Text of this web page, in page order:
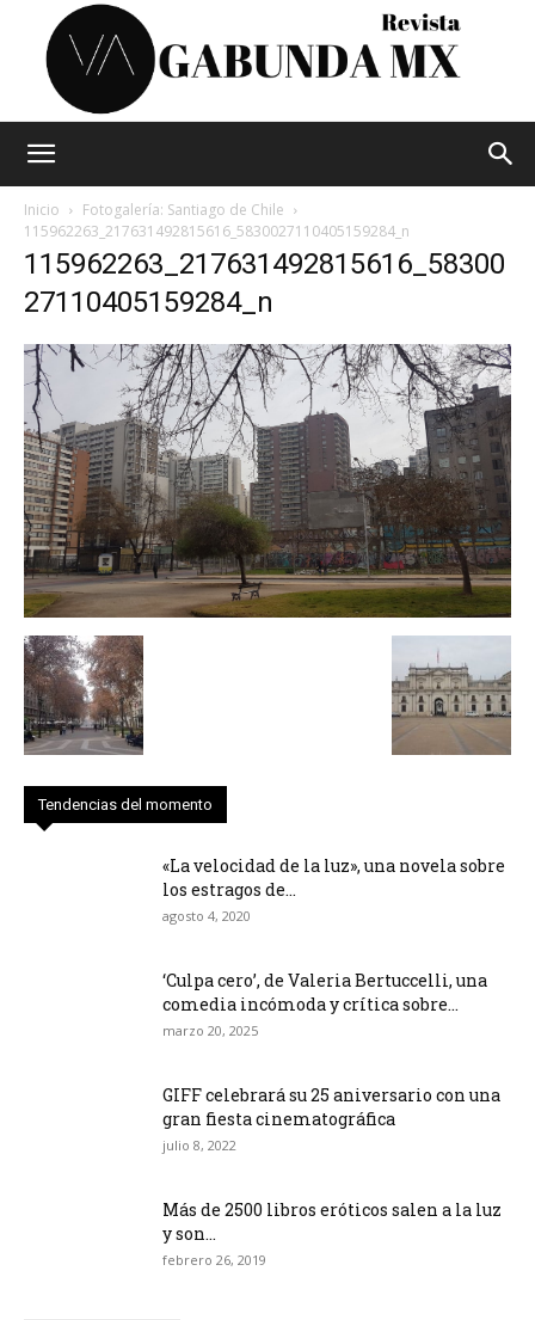
Mx
Inicio
Fotogalería: Santiago de Chile
115962263_217631492815616_5830027110405159284_n
115962263_217631492815616_58300
27110405159284_n
Tendencias del momento
«La velocidad de la luz», una novela sobre
los estragos de...
agosto 4, 2020
‘Culpa cero’, de Valeria Bertuccelli, una
comedia incómoda y crítica sobre...
marzo 20, 2025
GIFF celebrará su 25 aniversario con una
gran fiesta cinematográfica
julio 8, 2022
Más de 2500 libros eróticos salen a la luz
y son...
febrero 26, 2019